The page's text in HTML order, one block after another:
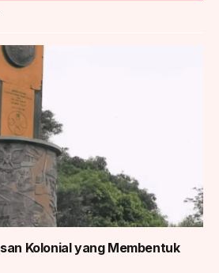
Kolonial yang Membentuk